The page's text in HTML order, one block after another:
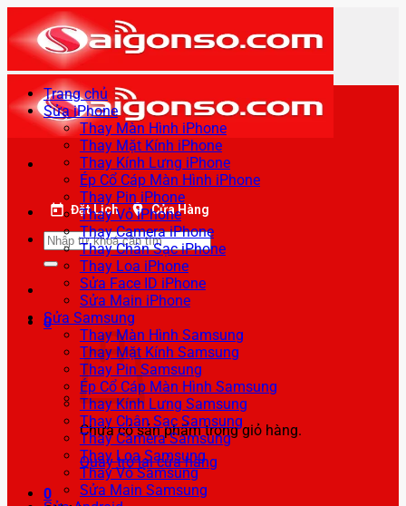
qua
nội
dung
Đặt Lịch Cửa Hàng
Tìm
kiếm:
0
Chưa có sản phẩm trong giỏ hàng.
Quay trở lại cửa hàng
0
Trang chủ
Sửa iPhone
Thay Màn Hình iPhone
Thay Mặt Kính iPhone
Thay Kính Lưng iPhone
Ép Cổ Cáp Màn Hình iPhone
Thay Pin iPhone
Thay Vỏ iPhone
Thay Camera iPhone
Thay Chân Sạc iPhone
Thay Loa iPhone
Sửa Face ID iPhone
Sửa Main iPhone
Sửa Samsung
Thay Màn Hình Samsung
Thay Mặt Kính Samsung
Thay Pin Samsung
Ép Cổ Cáp Màn Hình Samsung
Thay Kính Lưng Samsung
Thay Chân Sạc Samsung
Thay Camera Samsung
Thay Loa Samsung
Thay Vỏ Samsung
Sửa Main Samsung